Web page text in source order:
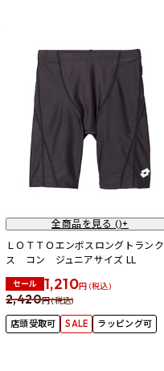
全商品を見る ()+
ＬＯＴＴＯエンボスロングトランク
ス コン ジュニアサイズ LL
セール 1,210円 (税込)
2,420円 (税込)
店頭受取可 SALE ラッピング可